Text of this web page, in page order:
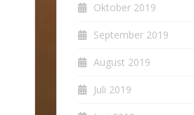
Oktober 2019
September 2019
August 2019
Juli 2019